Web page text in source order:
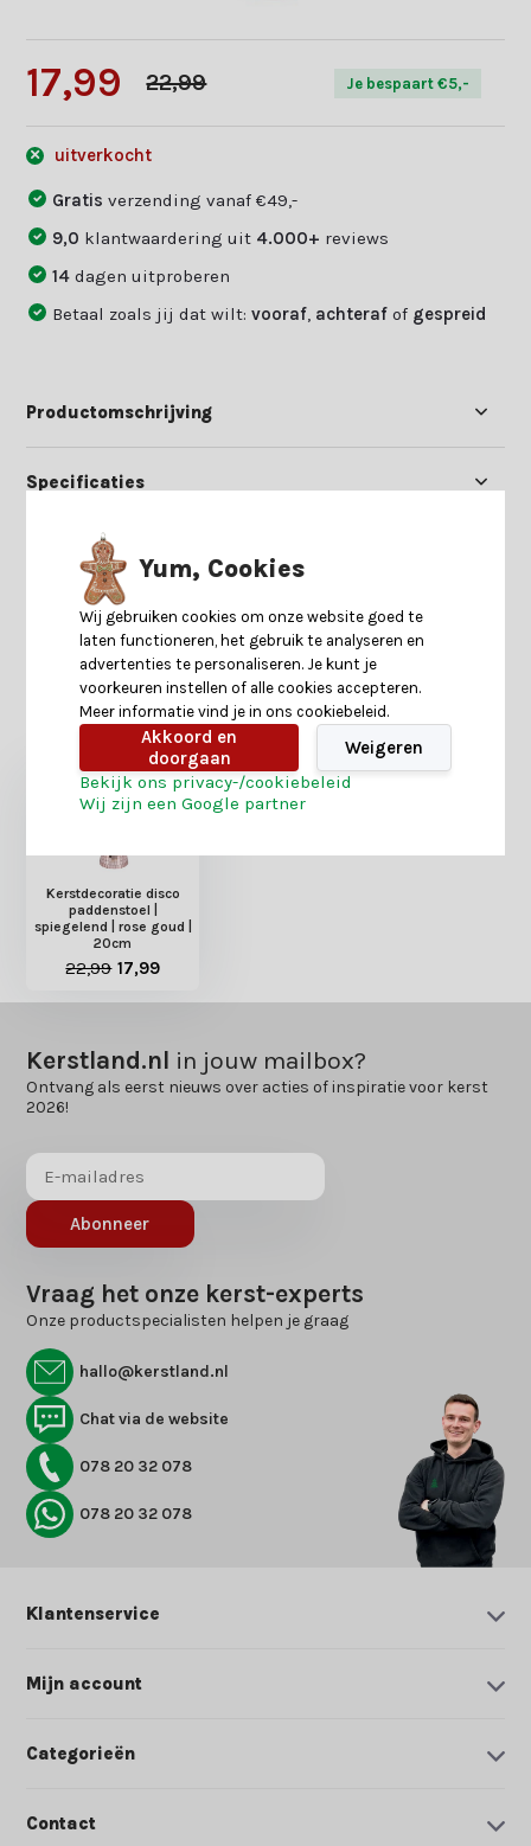
17,99 22,99 Je bespaart €5,-
uitverkocht
Gratisverzending vanaf €49,-
9,0 klantwaardering uit 4.000+ reviews
14dagen uitproberen
Betaal zoals jij dat wilt:vooraf achteraf of gespreid
Productomschrijving
Specificaties
Reviews
Heb je nog interesse in deze recent bekeken
Kerstdecoratie disco
paddenstoel |
spiegelend | rose goud |
20cm
22,99 17,99
Kerstland.nl in jouw mailbox?
Ontvang als eerst nieuws over acties of inspiratie voor kerst
2026!
Abonneer
Vraag het onze kerst-experts
Onze productspecialisten helpen je graag
hallo@kerstland.nl
Chat via de website
078 20 32 078
078 20 32 078
Klantenservice
Mijn account
Categorieën
Contact
Yum, Cookies
Wij gebruiken cookies om onze website goed te
laten functioneren, het gebruik te analyseren en
advertenties te personaliseren. Je kunt je
voorkeuren instellen of alle cookies accepteren.
Meer informatie vind je in ons cookiebeleid.
Akkoord en
doorgaan
Weigeren
Bekijk ons privacy-/cookiebeleid
Wij zijn een Google partner